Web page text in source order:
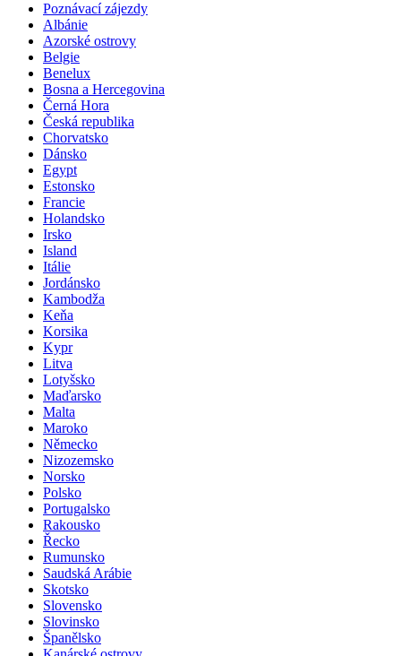
Poznávací zájezdy
Albánie
Azorské ostrovy
Belgie
Benelux
Bosna a Hercegovina
Černá Hora
Česká republika
Chorvatsko
Dánsko
Egypt
Estonsko
Francie
Holandsko
Irsko
Island
Itálie
Jordánsko
Kambodža
Keňa
Korsika
Kypr
Litva
Lotyšsko
Maďarsko
Malta
Maroko
Německo
Nizozemsko
Norsko
Polsko
Portugalsko
Rakousko
Řecko
Rumunsko
Saudská Arábie
Skotsko
Slovensko
Slovinsko
Španělsko